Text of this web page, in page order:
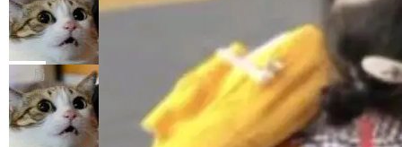
的人一直在用业余...
结果回答问题，而无需将问题转交给搜索引擎。
（<a href="https://bugzilla.mozilla.org/show_
bug.cgi?id=204...
ent 计算。真正适合的，是 Isolate。 Cloudflare
工程师在这件事上没什么可谦虚的——他们用 W
orkers 跑了十年 Isolate。用 CEO Matthew Pri
nce 的话说：「我们一生都在用 Isolate 运行代
码，而 AI Agent 不需要容器，它们需要的是 Iso
late。」 容器为什么不合适 容器的问题在于启动
和销毁都太重了。一个 Agent 要执行的任务可能
OpenAI 公开邮件和聊天记录回应苹果
诉讼，称“Apple is getting this wron
g”
上个月，苹果一纸诉状把 OpenAI 告上法庭，指
控其挖角苹果前员工并窃取商业秘密。苹果的诉
状把 OpenAI 描述成一个系统性地从前东家挖
人、套取机密信息的对手。 OpenAI 没发律师
函，也没选择庭外沉默。它在官网贴了一篇博
局
HUAWEI MatePad Edge上架WorkBu
ddy鸿蒙PC版，说话就能干活的AI办公
全能AI工作台WorkBuddy鸿蒙PC版上架HUAWE